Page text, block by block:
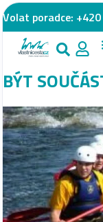
Volat poradce:
BÝT